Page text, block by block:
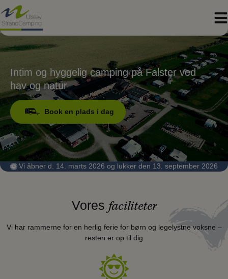
til
indholdet
Intim og hyggelig camping på Falster ved
hav og natur
Book en plads i dag
Vi åbner d. 14. marts 2026 og lukker den 13. september 2026
Vores faciliteter
Vi har rammerne for en herlig ferie for børn og legelystne voksne –
resten er op til dig